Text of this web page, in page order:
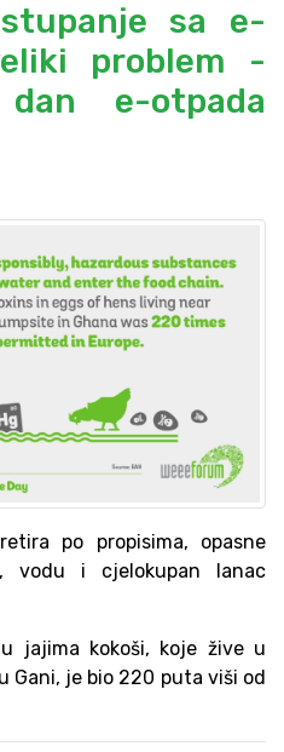
sa e-
problem -
dan e-otpada
po propisima, opasne
vodu i cjelokupan lanac
jajima kokoši, koje žive u
Gani, je bio 220 puta viši od